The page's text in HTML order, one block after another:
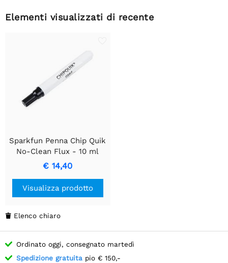
Elementi visualizzati di recente
Sparkfun Penna Chip Quik
No-Clean Flux - 10 ml
€ 14,40
Visualizza prodotto
 Elenco chiaro
Ordinato oggi, consegnato martedì
Spedizione gratuita pio € 150,-